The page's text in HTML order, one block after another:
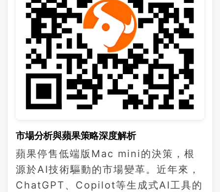
市場分析與蘋果策略深度解析
蘋果停售低端版Mac mini的決策，根
源於AI技術驅動的市場變革。近年來，
ChatGPT、Copilot等生成式AI工具的